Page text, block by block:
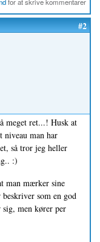
#2
meget ret...! Husk at
niveau man har
så tror jeg heller
:)
man mærker sine
som en god
sig, men kører per